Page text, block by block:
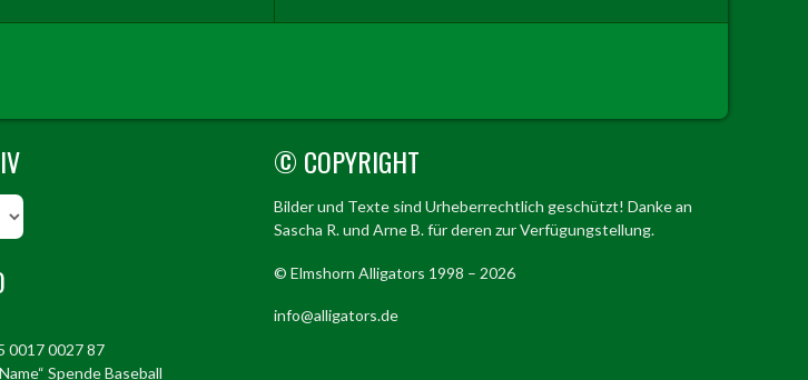
0017 0027 87
Spende Baseball
© COPYRIGHT
Bilder und Texte sind Urheberrechtlich geschützt! Danke an
Sascha R. und Arne B. für deren zur Verfügungstellung.
© Elmshorn Alligators 1998 – 2026
info@alligators.de